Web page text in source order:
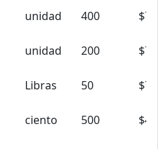
unidad 400
unidad 200
Libras 50
ciento 500